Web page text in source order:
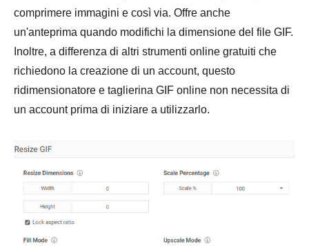
comprimere immagini e così via. Offre anche
un'anteprima quando modifichi la dimensione del file GIF.
Inoltre, a differenza di altri strumenti online gratuiti che
richiedono la creazione di un account, questo
ridimensionatore e taglierina GIF online non necessita di
un account prima di iniziare a utilizzarlo.